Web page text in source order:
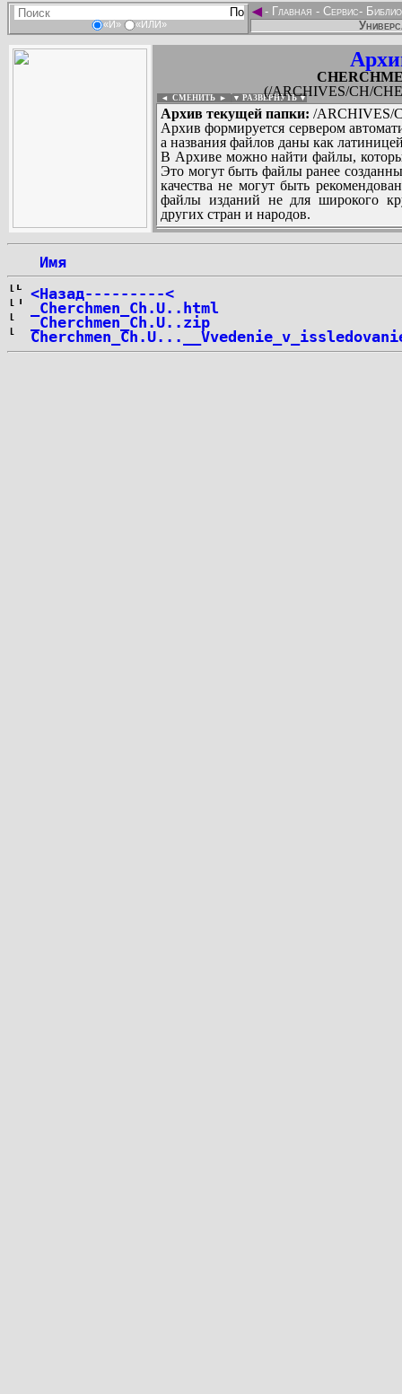
«И» «ИЛИ»
◄- Главная - Сервис-
(/ARCHIVES/CH/
◄ СМЕНИТЬ ► ▼ РАЗВЕРНУТЬ ▼
Архив текущей папки: /ARCHIVES/
Архив формируется сервером
а названия файлов даны как
В Архиве можно найти файлы,
Это могут быть файлы ранее
качества не могут быть
файлы изданий не для широкого
других стран и народов.
Имя
<Назад---------<
_Cherchmen_Ch.U..html
_Cherchmen_Ch.U..zip